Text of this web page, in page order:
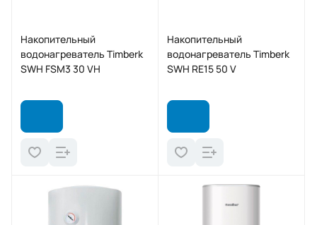
Накопительный
водонагреватель Timberk
SWH FSM3 30 VH
Накопительный
водонагреватель Timberk
SWH RE15 50 V